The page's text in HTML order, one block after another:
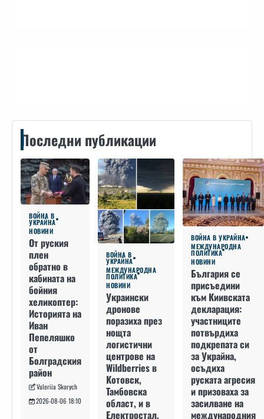
Последни публикации
ВОЙНА В
УКРАЙНА
НОВИНИ
От руския
плен
обратно в
кабината на
бойния
хеликоптер:
Историята на
Иван
Пепеляшко
от
Болградския
район
Valeriia Skorych
2026-08-06 18:10
ВОЙНА В
УКРАЙНА
МЕЖДУНАРОДНА
ПОЛИТИКА
НОВИНИ
Украински
дронове
поразиха през
нощта
логистични
центрове на
Wildberries в
Котовск,
Тамбовска
област, и в
Електростал,
ВОЙНА В УКРАЙНА
МЕЖДУНАРОДНА
ПОЛИТИКА
НОВИНИ
България се
присъедини
към Киивската
декларация:
участниците
потвърдиха
подкрепата си
за Украйна,
осъдиха
руската агресия
и призоваха за
засилване на
международния